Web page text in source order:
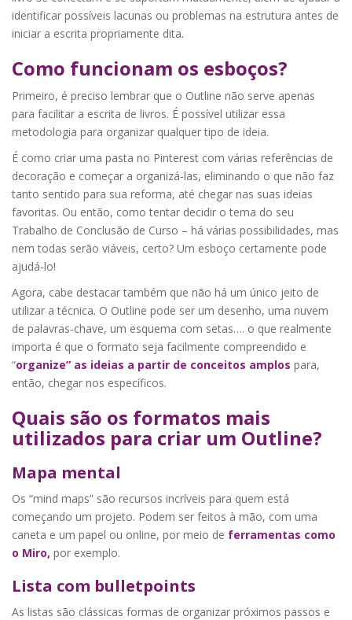
identificar possíveis lacunas ou problemas na estrutura antes de
iniciar a escrita propriamente dita.
Como funcionam os esboços?
Primeiro, é preciso lembrar que o Outline não serve apenas
para facilitar a escrita de livros. É possível utilizar essa
metodologia para organizar qualquer tipo de ideia.
É como criar uma pasta no Pinterest com várias referências de
decoração e começar a organizá-las, eliminando o que não faz
tanto sentido para sua reforma, até chegar nas suas ideias
favoritas. Ou então, como tentar decidir o tema do seu
Trabalho de Conclusão de Curso – há várias possibilidades, mas
nem todas serão viáveis, certo? Um esboço certamente pode
ajudá-lo!
Agora, cabe destacar também que não há um único jeito de
utilizar a técnica. O Outline pode ser um desenho, uma nuvem
de palavras-chave, um esquema com setas…. o que realmente
importa é que o formato seja facilmente compreendido e
“organize” as ideias a partir de conceitos amplos para,
então, chegar nos específicos.
Quais são os formatos mais
utilizados para criar um Outline?
Mapa mental
Os “mind maps” são recursos incríveis para quem está
começando um projeto. Podem ser feitos à mão, com uma
caneta e um papel ou online, por meio de ferramentas como
o Miro, por exemplo.
Lista com bulletpoints
As listas são clássicas formas de organizar próximos passos e